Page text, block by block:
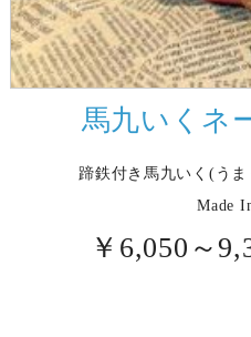
馬九いくネ
蹄鉄付き馬九いく(う
Made
￥6,050～